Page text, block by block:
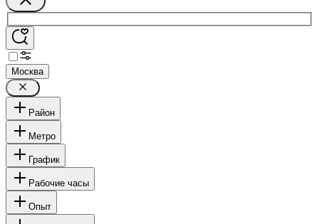
Москва
Район
Метро
График
Рабочие часы
Опыт